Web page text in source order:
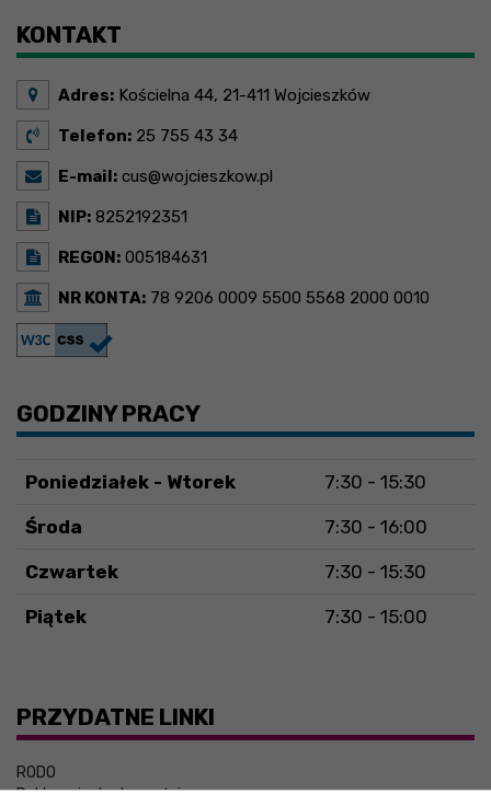
KONTAKT
Adres: Kościelna 44, 21-411 Wojcieszków
Telefon: 25 755 43 34
E-mail: cus@wojcieszkow.pl
NIP: 8252192351
REGON: 005184631
NR KONTA: 78 9206 0009 5500 5568 2000 0010
GODZINY PRACY
Poniedziałek - Wtorek 7:30 - 15:30
Środa 7:30 - 16:00
Czwartek 7:30 - 15:30
Piątek 7:30 - 15:00
PRZYDATNE LINKI
RODO